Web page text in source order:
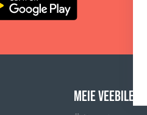
MEIE VEEBILEHED